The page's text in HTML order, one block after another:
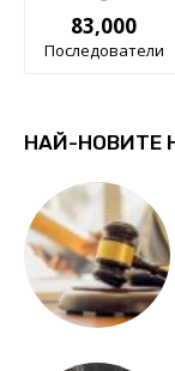
83,000
Последователи
НАЙ-НОВИТЕ